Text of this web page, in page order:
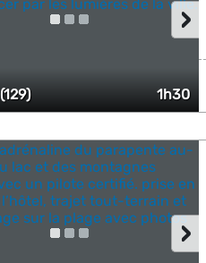
1h30
›
›